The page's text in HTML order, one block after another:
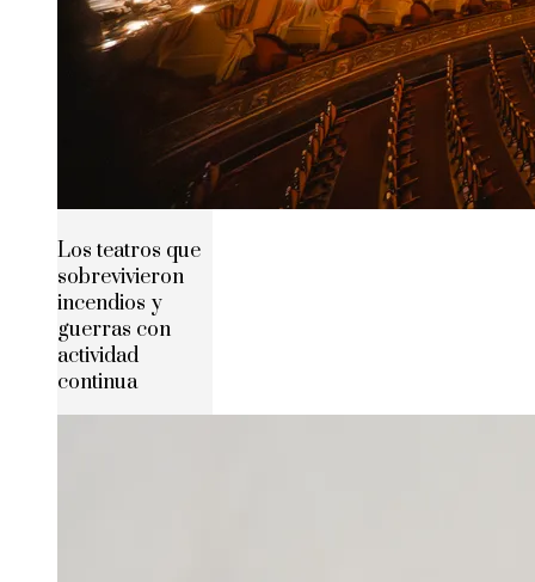
Los teatros que
sobrevivieron
incendios y
guerras con
actividad
continua